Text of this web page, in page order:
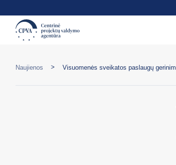
Naujienos >